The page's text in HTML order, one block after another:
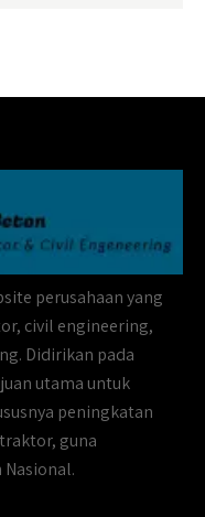
perusahaan yang
civil engineering,
Didirikan pada
utama untuk
peningkatan
guna